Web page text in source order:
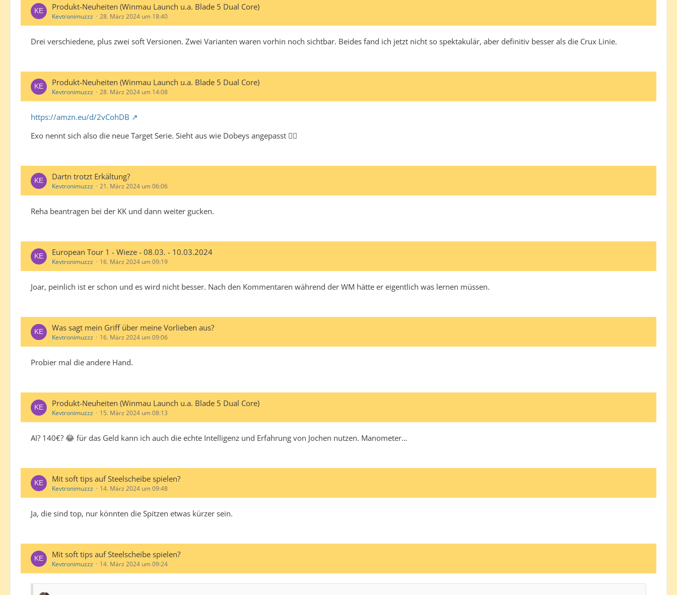
Produkt-Neuheiten (Winmau Launch u.a. Blade 5 Dual Core)
Kevtronimuzzz 28. März 2024 um 18:40
Drei verschiedene, plus zwei soft Versionen. Zwei Varianten waren vorhin noch sichtbar. Beides fand ich jetzt nicht so spektakulär, aber definitiv besser als die Crux Linie.
Produkt-Neuheiten (Winmau Launch u.a. Blade 5 Dual Core)
Kevtronimuzzz 28. März 2024 um 14:08
https://amzn.eu/d/2vCohDB
Exo nennt sich also die neue Target Serie. Sieht aus wie Dobeys angepasst 👍🏻
Dartn trotzt Erkältung?
Kevtronimuzzz 21. März 2024 um 06:06
Reha beantragen bei der KK und dann weiter gucken.
European Tour 1 - Wieze - 08.03. - 10.03.2024
Kevtronimuzzz 16. März 2024 um 09:19
Joar, peinlich ist er schon und es wird nicht besser. Nach den Kommentaren während der WM hätte er eigentlich was lernen müssen.
Was sagt mein Griff über meine Vorlieben aus?
Kevtronimuzzz 16. März 2024 um 09:06
Probier mal die andere Hand.
Produkt-Neuheiten (Winmau Launch u.a. Blade 5 Dual Core)
Kevtronimuzzz 15. März 2024 um 08:13
AI? 140€? 😂 für das Geld kann ich auch die echte Intelligenz und Erfahrung von Jochen nutzen. Manometer…
Mit soft tips auf Steelscheibe spielen?
Kevtronimuzzz 14. März 2024 um 09:48
Ja, die sind top, nur könnten die Spitzen etwas kürzer sein.
Mit soft tips auf Steelscheibe spielen?
Kevtronimuzzz 14. März 2024 um 09:24